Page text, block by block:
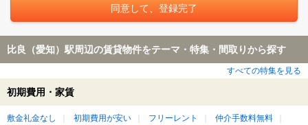
比良（愛知）駅周辺の賃貸物件をテーマ・特集・間取りから探す
すべての特集を見る
初期費用・家賃
敷金礼金なし 初期費用が安い フリーレント
仲介手数料無料